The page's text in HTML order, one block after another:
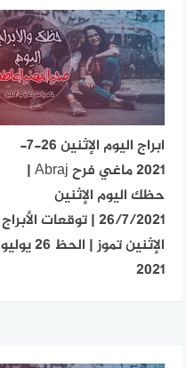
ابراج اليوم الإثنين 26-7-
2021 ماغي فرح Abraj |
حظك اليوم الإثنين
26/7/2021 | توقعات الأبراج
الإثنين تموز | الحظ 26 يوليو
2021